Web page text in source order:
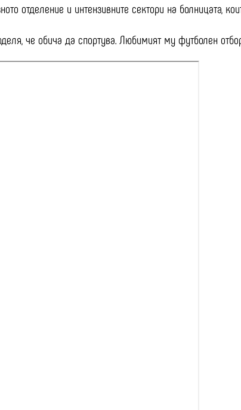
отделение и интензивните сектори на болницата,
че обича да спортува. Любимият му футболен